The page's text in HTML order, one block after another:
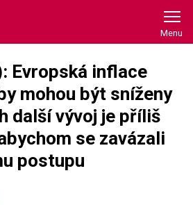
Evropská inflace
mohou být sníženy
další vývoj je příliš
se zavázali
postupu